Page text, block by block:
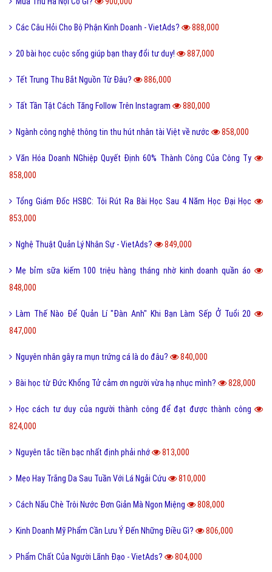
Các Câu Hỏi Cho Bộ Phận Kinh Doanh - VietAds? 888,000
20 bài học cuộc sống giúp bạn thay đổi tư duy! 887,000
Tết Trung Thu Bắt Nguồn Từ Đâu? 886,000
Tất Tần Tật Cách Tăng Follow Trên Instagram 880,000
Ngành công nghệ thông tin thu hút nhân tài Việt về nước 858,000
Văn Hóa Doanh NGhiệp Quyết Định 60% Thành Công Của Công Ty
858,000
Tổng Giám Đốc HSBC: Tôi Rút Ra Bài Học Sau 4 Năm Học Đại Học
853,000
Nghệ Thuật Quản Lý Nhân Sự - VietAds? 849,000
Mẹ bỉm sữa kiếm 100 triệu hàng tháng nhờ kinh doanh quần áo
848,000
Làm Thế Nào Để Quản Lí "Đàn Anh" Khi Bạn Làm Sếp Ở Tuổi 20
847,000
Nguyên nhân gây ra mụn trứng cá là do đâu? 840,000
Bài học từ Đức Khổng Tử cảm ơn người vừa hạ nhục mình? 828,000
Học cách tư duy của người thành công để đạt được thành công
824,000
Nguyên tắc tiền bạc nhất định phải nhớ 813,000
Mẹo Hay Trắng Da Sau Tuần Với Lá Ngải Cứu 810,000
Cách Nấu Chè Trôi Nước Đơn Giản Mà Ngon Miệng 808,000
Kinh Doanh Mỹ Phẩm Cần Lưu Ý Đến Những Điều Gì? 806,000
Phẩm Chất Của Người Lãnh Đạo - VietAds? 804,000